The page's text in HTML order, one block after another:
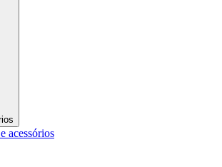
acessórios